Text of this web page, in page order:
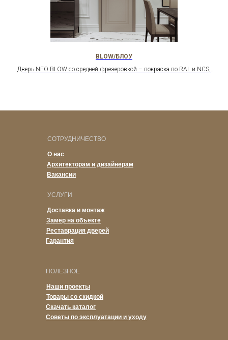
BLOW/БЛОУ
Дверь NEO BLOW со средней фрезеровкой – покраска по RAL и NCS,
Гарантия
Реставрация дверей
Замер на объекте
Доставка и монтаж
УСЛУГИ
Вакансии
Архитекторам и дизайнерам
О нас
СОТРУДНИЧЕСТВО
Советы по эксплуатации и уходу
Скачать каталог
Товары со скидкой
Наши проекты
ПОЛЕЗНОЕ